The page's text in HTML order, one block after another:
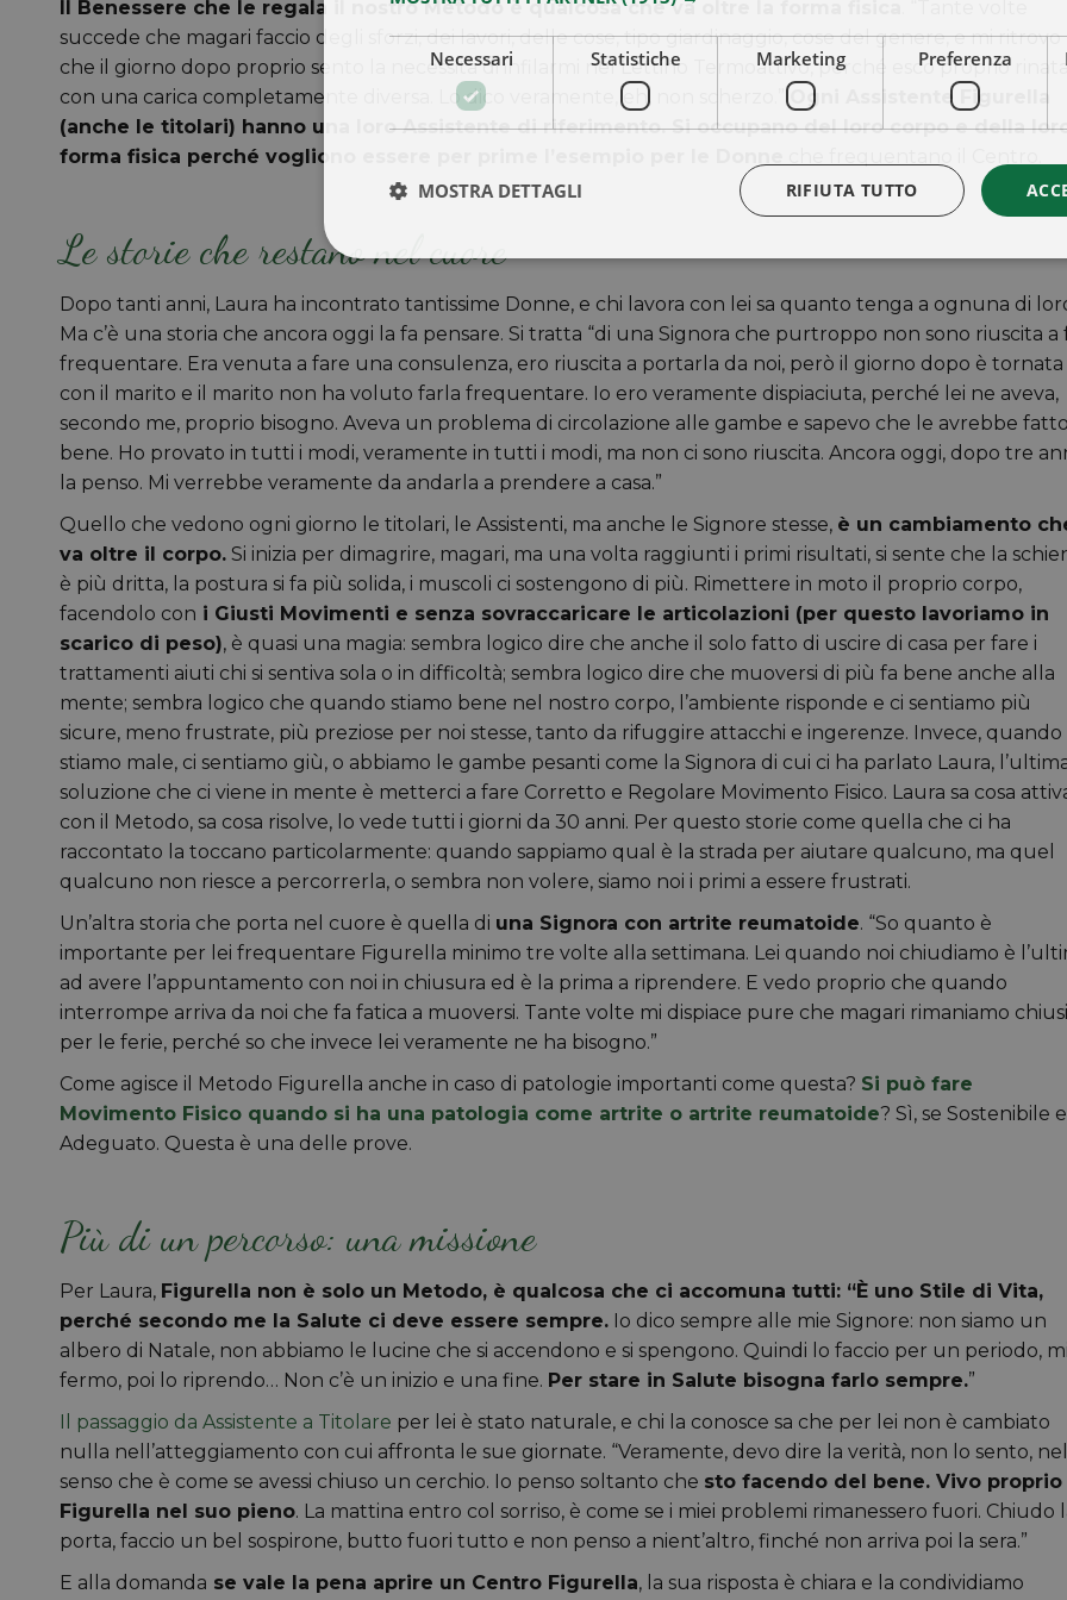
Il Benessere che le regala il nostro Metodo è qualcosa che va oltre la forma fisica
succede che magari faccio degli sforzi, dei lavori, delle cose, tipo giardinaggio, cose del genere, e mi ritrovo
che il giorno dopo proprio sento la necessità di infilarmi nel Lettino Termoattivo, perché esco proprio
con una carica completamente diversa. Lo dico veramente, eh, non scherzo.” Ogni Assistente Figurella
(anche le titolari) hanno una loro Assistente di riferimento. Si occupano del loro corpo e della
forma fisica perché vogliono essere per prime l’esempio per le Donne
Le storie che restano nel cuore
Dopo tanti anni, Laura ha incontrato tantissime Donne, e chi lavora con lei sa quanto tenga a ognuna di
Ma c’è una storia che ancora oggi la fa pensare. Si tratta “di una Signora che purtroppo non sono riuscita a
frequentare. Era venuta a fare una consulenza, ero riuscita a portarla da noi, però il giorno dopo è tornata
con il marito e il marito non ha voluto farla frequentare. Io ero veramente dispiaciuta, perché lei ne aveva,
secondo me, proprio bisogno. Aveva un problema di circolazione alle gambe e sapevo che le avrebbe
bene. Ho provato in tutti i modi, veramente in tutti i modi, ma non ci sono riuscita. Ancora oggi, dopo tre
la penso. Mi verrebbe veramente da andarla a prendere a casa.”
Quello che vedono ogni giorno le titolari, le Assistenti, ma anche le Signore stesse, è un cambiamento
va oltre il corpo. Si inizia per dimagrire, magari, ma una volta raggiunti i primi risultati, si sente che la
è più dritta, la postura si fa più solida, i muscoli ci sostengono di più. Rimettere in moto il proprio corpo,
facendolo con i Giusti Movimenti e senza sovraccaricare le articolazioni (per questo lavoriamo in
scarico di peso), è quasi una magia: sembra logico dire che anche il solo fatto di uscire di casa per fare i
trattamenti aiuti chi si sentiva sola o in difficoltà; sembra logico dire che muoversi di più fa bene anche alla
mente; sembra logico che quando stiamo bene nel nostro corpo, l’ambiente risponde e ci sentiamo più
sicure, meno frustrate, più preziose per noi stesse, tanto da rifuggire attacchi e ingerenze. Invece, quando
stiamo male, ci sentiamo giù, o abbiamo le gambe pesanti come la Signora di cui ci ha parlato Laura,
soluzione che ci viene in mente è metterci a fare Corretto e Regolare Movimento Fisico. Laura sa cosa
con il Metodo, sa cosa risolve, lo vede tutti i giorni da 30 anni. Per questo storie come quella che ci ha
raccontato la toccano particolarmente: quando sappiamo qual è la strada per aiutare qualcuno, ma quel
qualcuno non riesce a percorrerla, o sembra non volere, siamo noi i primi a essere frustrati.
Un’altra storia che porta nel cuore è quella di una Signora con artrite reumatoide. “So quanto è
importante per lei frequentare Figurella minimo tre volte alla settimana. Lei quando noi chiudiamo è
ad avere l’appuntamento con noi in chiusura ed è la prima a riprendere. E vedo proprio che quando
interrompe arriva da noi che fa fatica a muoversi. Tante volte mi dispiace pure che magari rimaniamo chiusi
per le ferie, perché so che invece lei veramente ne ha bisogno.”
Come agisce il Metodo Figurella anche in caso di patologie importanti come questa? Si può fare
Movimento Fisico quando si ha una patologia come artrite o artrite reumatoide? Sì, se Sostenibile e
Adeguato. Questa è una delle prove.
Più di un percorso: una missione
Per Laura, Figurella non è solo un Metodo, è qualcosa che ci accomuna tutti: “È uno Stile di Vita,
perché secondo me la Salute ci deve essere sempre. Io dico sempre alle mie Signore: non siamo un
albero di Natale, non abbiamo le lucine che si accendono e si spengono. Quindi lo faccio per un periodo,
fermo, poi lo riprendo… Non c’è un inizio e una fine. Per stare in Salute bisogna farlo sempre.”
Il passaggio da Assistente a Titolare per lei è stato naturale, e chi la conosce sa che per lei non è cambiato
nulla nell’atteggiamento con cui affronta le sue giornate. “Veramente, devo dire la verità, non lo sento, nel
senso che è come se avessi chiuso un cerchio. Io penso soltanto che sto facendo del bene. Vivo proprio
Figurella nel suo pieno. La mattina entro col sorriso, è come se i miei problemi rimanessero fuori. Chiudo
porta, faccio un bel sospirone, butto fuori tutto e non penso a nient’altro, finché non arriva poi la sera.”
E alla domanda se vale la pena aprire un Centro Figurella, la sua risposta è chiara e la condividiamo
Necessari Statistiche Marketing Preferenza
RIFIUTA TUTTO
MOSTRA DETTAGLI